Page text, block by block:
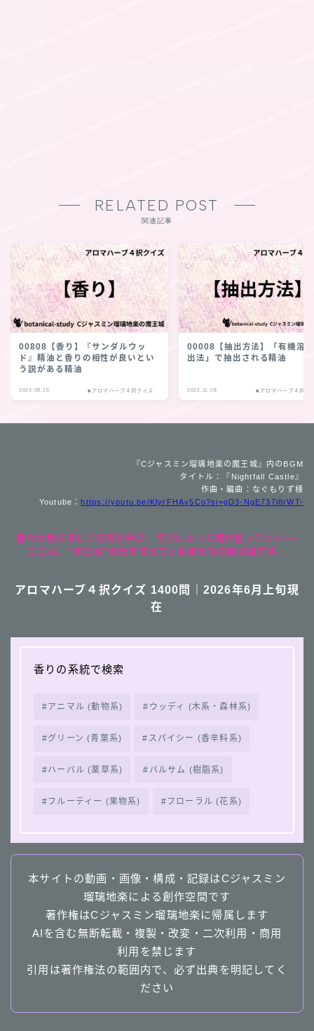
RELATED POST
関連記事
00808【香り】『サンダルウッ
ド』精油と香りの相性が良いとい
う説がある精油
2023.08.15 ■アロマハーブ４択クイズ
00008【抽出方法】「有機溶
出法」で抽出される精油
2022.11.08 ■アロマハーブ４択ク
『Cジャスミン瑠璃地楽の魔王城』内のBGM
タイトル：『Nightfall Castle』
作曲・編曲：なぐもりず様
Youtube：https://youtu.be/KlyrFHAv5Co?si=gD3-NgE737i8rWT-
香りの色を通して記憶を呼び、学びによって魂が整っていく──
ここは、“またね”の光を覚えている者たちの魔導城です。
アロマハーブ４択クイズ 1400問｜2026年6月上旬現
在
香りの系統で検索
アニマル (動物系) ウッディ (木系・森林系)
グリーン (青葉系) スパイシー (香辛料系)
ハーバル (薬草系) バルサム (樹脂系)
フルーティー (果物系) フローラル (花系)
本サイトの動画・画像・構成・記録はCジャスミン
瑠璃地楽による創作空間です
著作権はCジャスミン瑠璃地楽に帰属します
AIを含む無断転載・複製・改変・二次利用・商用
利用を禁じます
引用は著作権法の範囲内で、必ず出典を明記してく
ださい
follow me